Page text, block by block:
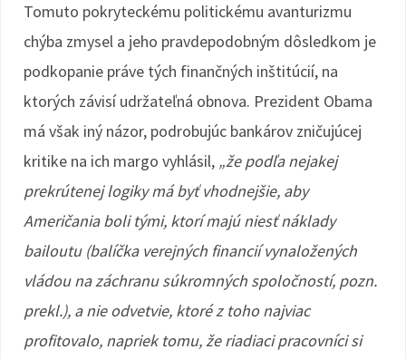
Tomuto pokryteckému politickému avanturizmu
chýba zmysel a jeho pravdepodobným dôsledkom je
podkopanie práve tých finančných inštitúcií, na
ktorých závisí udržateľná obnova. Prezident Obama
má však iný názor, podrobujúc bankárov zničujúcej
kritike na ich margo vyhlásil, „že podľa nejakej
prekrútenej logiky má byť vhodnejšie, aby
Američania boli tými, ktorí majú niesť náklady
bailoutu (balíčka verejných financií vynaložených
vládou na záchranu súkromných spoločností, pozn.
prekl.), a nie odvetvie, ktoré z toho najviac
profitovalo, napriek tomu, že riadiaci pracovníci si